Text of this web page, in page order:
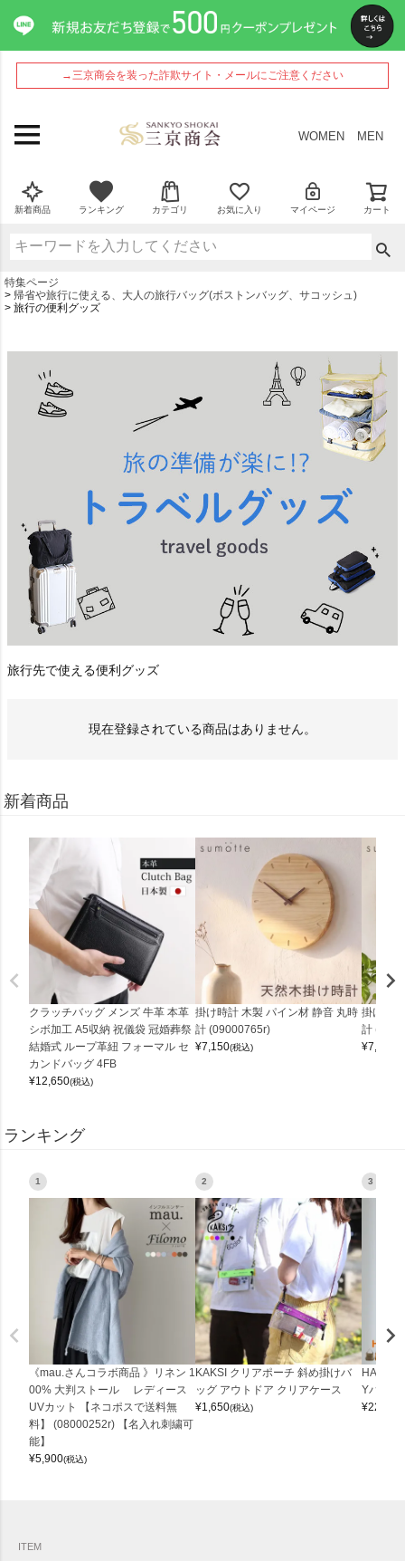
→三京商会を装った詐欺サイト・メールにご注意ください
WOMEN MEN
新着商品 ランキング カテゴリ お気に入り マイページ カート
特集ページ
帰省や旅行に使える、大人の旅行バッグ(ボストンバッグ、サコッシュ)
旅行の便利グッズ
旅行先で使える便利グッズ
現在登録されている商品はありません。
新着商品
クラッチバッグ メンズ 牛革 本革
シボ加工 A5収納 祝儀袋 冠婚葬祭
結婚式 ループ革紐 フォーマル セ
カンドバッグ 4FB
¥12,650(税込)
掛け時計 木製 パイン材 静音 丸時
計 (09000765r)
¥7,150(税込)
掛け時
計
¥7,150
ランキング
1
《mau.さんコラボ商品 》リネン 1
00% 大判ストール レディース
UVカット 【ネコポスで送料無
料】 (08000252r) 【名入れ刺繍可
能】
¥5,900(税込)
2
KAKSI クリアポーチ 斜め掛けバ
ッグ アウトドア クリアケース
¥1,650(税込)
3
Yバッグ
¥22,000
ITEM